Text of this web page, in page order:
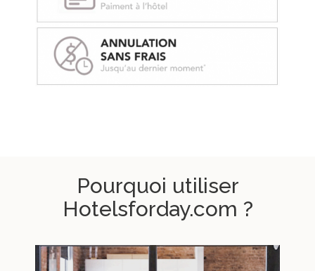
Pourquoi utiliser
Hotelsforday.com ?